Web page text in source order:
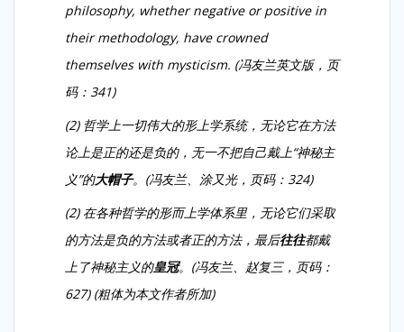
philosophy, whether negative or positive in
their methodology, have crowned
themselves with mysticism. (冯友兰英文版，页
码：341)
(2) 哲学上一切伟大的形上学系统，无论它在方法
论上是正的还是负的，无一不把自己戴上“神秘主
义”的大帽子。(冯友兰、涂又光，页码：324)
(2) 在各种哲学的形而上学体系里，无论它们采取
的方法是负的方法或者正的方法，最后往往都戴
上了神秘主义的皇冠。(冯友兰、赵复三，页码：
627) (粗体为本文作者所加)